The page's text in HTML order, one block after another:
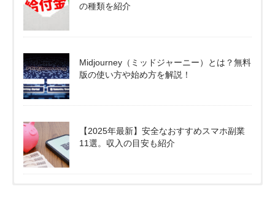
の種類を紹介
Midjourney（ミッドジャーニー）とは？無料
版の使い方や始め方を解説！
【2025年最新】安全なおすすめスマホ副業
11選。収入の目安も紹介